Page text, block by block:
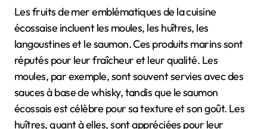
Les fruits de mer emblématiques de la cuisine
écossaise incluent les moules, les huîtres, les
langoustines et le saumon. Ces produits marins sont
réputés pour leur fraîcheur et leur qualité. Les
moules, par exemple, sont souvent servies avec des
sauces à base de whisky, tandis que le saumon
écossais est célèbre pour sa texture et son goût. Les
huîtres, quant à elles, sont appréciées pour leur